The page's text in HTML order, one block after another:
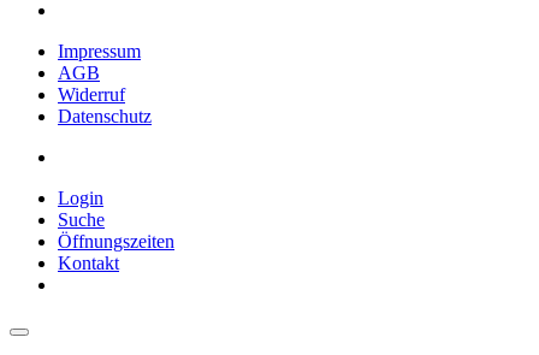
Impressum
AGB
Widerruf
Datenschutz
Login
Suche
Öffnungszeiten
Kontakt